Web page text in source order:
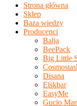
Strona główna
Sklep
Baza wiedzy
Producenci
Balja
BeePack
Big Little
Disana
Elskbar
EasyMe
Gucio